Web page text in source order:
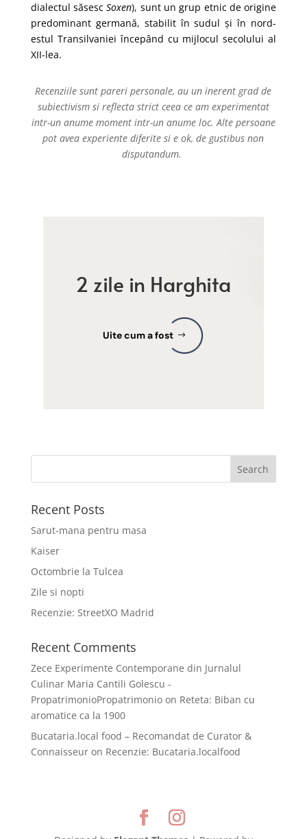
dialectul săsesc Soxen), sunt ungrup etnicde origine
predominant germană, stabilit în sudul și în nord-
estul Transilvaniei începând cu mijloculsecolului al
XII-lea.
Recenziile sunt pareri personale, au un inerent grad de
subiectivism si reflecta strict ceea ce am experimentat
intr-un anume moment intr-un anume loc. Alte persoane
pot avea experiente diferite si e ok, de gustibus non
disputandum.
2 zile in Harghita
Uite cum a fost
Recent Posts
Sarut-mana pentru masa
Kaiser
Octombrie la Tulcea
Zile si nopti
Recenzie: StreetXO Madrid
Recent Comments
Zece Experimente Contemporane din Jurnalul
Culinar Maria Cantili Golescu -
PropatrimonioPropatrimonioon Reteta: Biban cu
aromatice ca la 1900
Bucataria.local food – Recomandat de Curator &
Connaisseuron Recenzie: Bucataria.localfood